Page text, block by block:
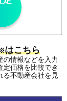
はこちら
情報などを入力
価格を比較でき
る不動産会社を見